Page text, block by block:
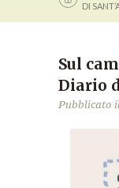
DI
Sul
Diario
Pubblicato